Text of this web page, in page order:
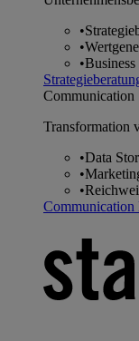
•
•
•
Communication
Transformation
•Data
•
•
Communication